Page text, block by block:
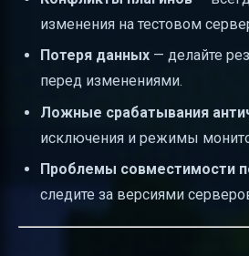
изменения на тестовом
Потеря данных — делайте
перед изменениями.
Ложные срабатывания
исключения и режимы
Проблемы совместимости
следите за версиями